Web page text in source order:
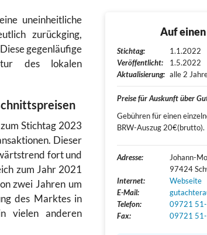
uneinheitliche
zurückging,
gegenläufige
des lokalen
Stichtag 2023
Dieser
fort und
zum Jahr 2021
zwei Jahren um
des Marktes in
vielen anderen
Auf
Stichtag:
1.1.2022
Veröffentlicht:
1.5.2022
Aktualisierung: alle 2
Preise für Auskunft über
Gebühren für einen
BRW-Auszug 20€(brutto).
Adresse:
Johann-
97424
Internet:
Webseite
E-Mail:
Telefon:
09721
Fax:
09721